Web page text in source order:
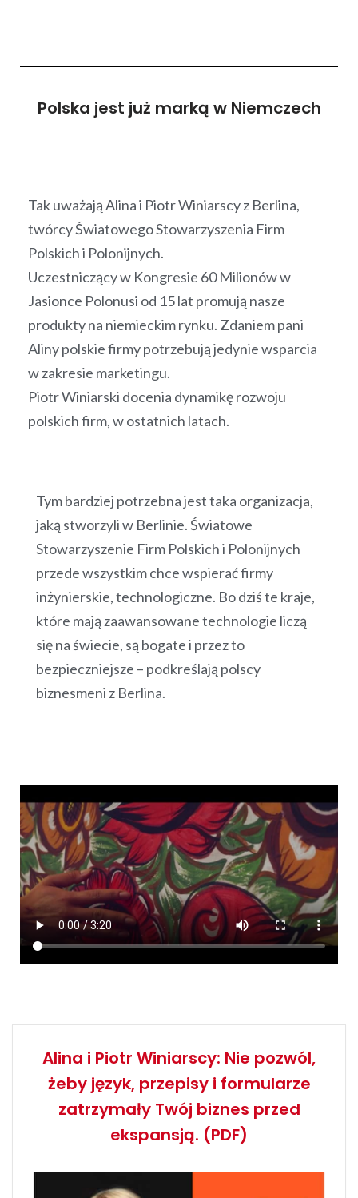
Polska jest już marką w Niemczech
Tak uważają Alina i Piotr Winiarscy z Berlina,
twórcy Światowego Stowarzyszenia Firm
Polskich i Polonijnych.
Uczestniczący w Kongresie 60 Milionów w
Jasionce Polonusi od 15 lat promują nasze
produkty na niemieckim rynku. Zdaniem pani
Aliny polskie firmy potrzebują jedynie wsparcia
w zakresie marketingu.
Piotr Winiarski docenia dynamikę rozwoju
polskich firm, w ostatnich latach.
Tym bardziej potrzebna jest taka organizacja,
jaką stworzyli w Berlinie. Światowe
Stowarzyszenie Firm Polskich i Polonijnych
przede wszystkim chce wspierać firmy
inżynierskie, technologiczne. Bo dziś te kraje,
które mają zaawansowane technologie liczą
się na świecie, są bogate i przez to
bezpieczniejsze – podkreślają polscy
biznesmeni z Berlina.
Alina i Piotr Winiarscy: Nie pozwól,
żeby język, przepisy i formularze
zatrzymały Twój biznes przed
ekspansją. (PDF)